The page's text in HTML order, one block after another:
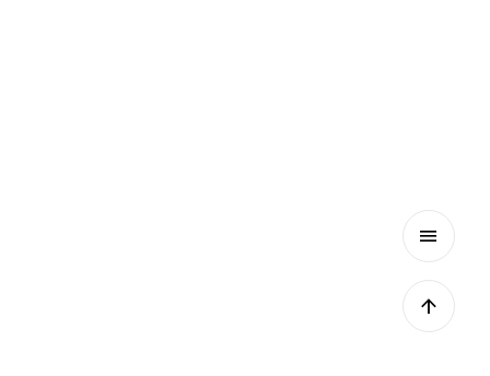

